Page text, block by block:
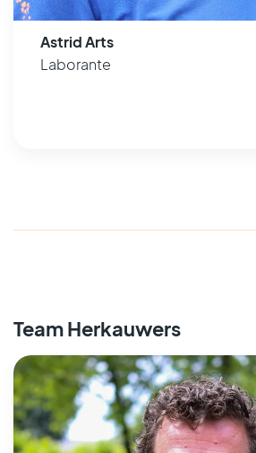
Astrid Arts
Laborante
Team Herkauwers